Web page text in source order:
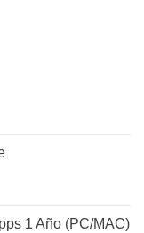
1 Año (PC/MAC)